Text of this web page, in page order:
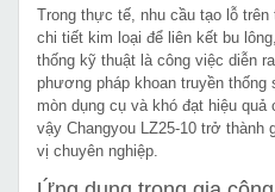
Trong thực tế, nhu cầu tạo lỗ
chi tiết kim loại để liên kết bu
thống kỹ thuật là công việc diễn
phương pháp khoan truyền
mòn dụng cụ và khó đạt hiệu
vậy Changyou LZ25-10 trở thành
vị chuyên nghiệp.